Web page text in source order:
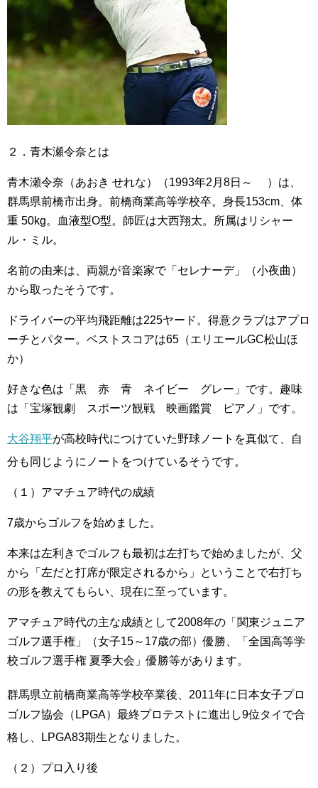
２．青木瀬令奈とは
青木瀬令奈（あおき せれな）（1993年2月8日～ ）は、
群馬県前橋市出身。前橋商業高等学校卒。身長153cm、体
重 50kg。血液型O型。師匠は大西翔太。所属はリシャー
ル・ミル。
名前の由来は、両親が音楽家で「セレナーデ」（小夜曲）
から取ったそうです。
ドライバーの平均飛距離は225ヤード。得意クラブはアプロ
ーチとパター。ベストスコアは65（エリエールGC松山ほ
か）
好きな色は「黒 赤 青 ネイビー グレー」です。趣味
は「宝塚観劇 スポーツ観戦 映画鑑賞 ピアノ」です。
大谷翔平が高校時代につけていた野球ノートを真似て、自
分も同じようにノートをつけているそうです。
（１）アマチュア時代の成績
7歳からゴルフを始めました。
本来は左利きでゴルフも最初は左打ちで始めましたが、父
から「左だと打席が限定されるから」ということで右打ち
の形を教えてもらい、現在に至っています。
アマチュア時代の主な成績として2008年の「関東ジュニア
ゴルフ選手権」（女子15～17歳の部）優勝、「全国高等学
校ゴルフ選手権 夏季大会」優勝等があります。
群馬県立前橋商業高等学校卒業後、2011年に日本女子プロ
ゴルフ協会（LPGA）最終プロテストに進出し9位タイで合
格し
、LPGA83期生となりました。
（２）プロ入り後